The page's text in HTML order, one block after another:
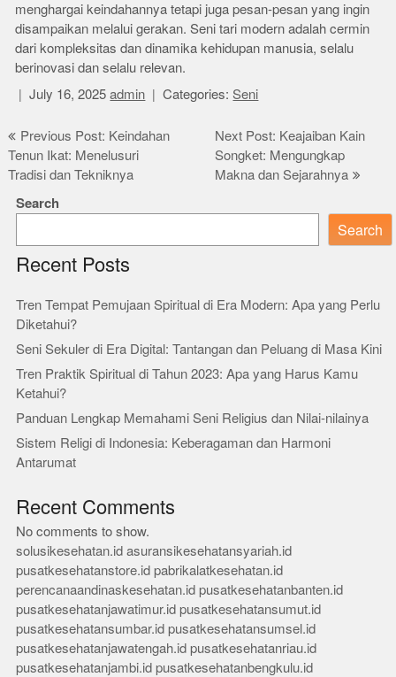
menghargai keindahannya tetapi juga pesan-pesan yang ingin
disampaikan melalui gerakan. Seni tari modern adalah cermin
dari kompleksitas dan dinamika kehidupan manusia, selalu
berinovasi dan selalu relevan.
July 16, 2025 admin Categories:Seni
Post
navigation
Previous Post: Keindahan
Tenun Ikat: Menelusuri
Tradisi dan Tekniknya
Next Post: Keajaiban Kain
Songket: Mengungkap
Makna dan Sejarahnya
Search
Search
Recent Posts
Tren Tempat Pemujaan Spiritual di Era Modern: Apa yang Perlu
Diketahui?
Seni Sekuler di Era Digital: Tantangan dan Peluang di Masa Kini
Tren Praktik Spiritual di Tahun 2023: Apa yang Harus Kamu
Ketahui?
Panduan Lengkap Memahami Seni Religius dan Nilai-nilainya
Sistem Religi di Indonesia: Keberagaman dan Harmoni
Antarumat
Recent Comments
No comments to show.
solusikesehatan.id asuransikesehatansyariah.id
pusatkesehatanstore.id pabrikalatkesehatan.id
perencanaandinaskesehatan.id pusatkesehatanbanten.id
pusatkesehatanjawatimur.id pusatkesehatansumut.id
pusatkesehatansumbar.id pusatkesehatansumsel.id
pusatkesehatanjawatengah.id pusatkesehatanriau.id
pusatkesehatanjambi.id pusatkesehatanbengkulu.id